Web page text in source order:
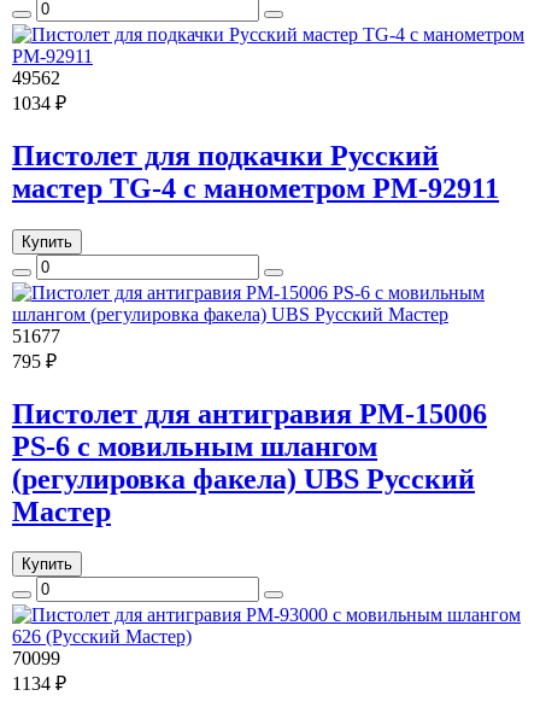
49562
1034 ₽
Пистолет для подкачки Русский
мастер TG-4 с манометром РМ-92911
Купить
51677
795 ₽
Пистолет для антигравия РМ-15006
PS-6 с мовильным шлангом
(регулировка факела) UBS Русский
Мастер
Купить
70099
1134 ₽